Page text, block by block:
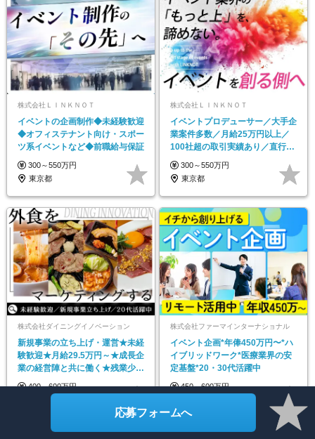
応募フォームへ
株式会社ＬＩＮＫＮＯＴ
イベントの企画制作◆未経験歓迎
◆オフィステナント向け・スポー
ツ系イベントなど◆前職給与保証
300～550万円
東京都
株式会社ＬＩＮＫＮＯＴ
イベントプロデューサー／大手企
業案件多数／月給25万円以上／
100社超の取引実績あり／直行直
帰可／原則土日休み
300～550万円
東京都
株式会社ダイニングイノベーション
新規事業の立ち上げ・運営★未経
験歓迎★月給29.5万円～★成長企
業の経営陣と共に働く★残業少な
め/賞与年2回
400～600万円
東京都
株式会社ファーマインターナショナル
イベント企画*年俸450万円〜*ハ
イブリッドワーク*医療業界の安
定基盤*20・30代活躍中
450～600万円